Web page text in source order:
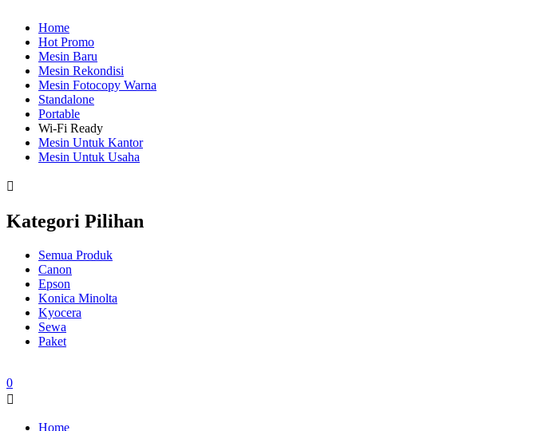
Home
Hot Promo
Mesin Baru
Mesin Rekondisi
Mesin Fotocopy Warna
Standalone
Portable
Wi-Fi Ready
Mesin Untuk Kantor
Mesin Untuk Usaha
Kategori Pilihan
Semua Produk
Canon
Epson
Konica Minolta
Kyocera
Sewa
Paket
0
Home